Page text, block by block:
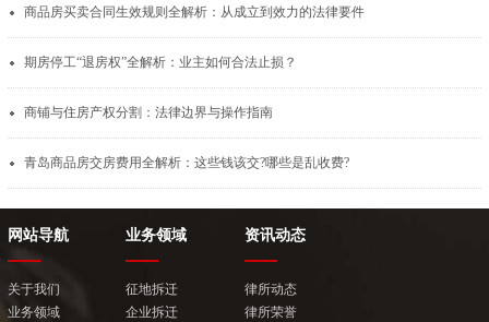
商品房买卖合同生效规则全解析：从成立到效力的法律要件
期房停工“退房权”全解析：业主如何合法止损？
商铺与住房产权分割：法律边界与操作指南
青岛商品房交房费用全解析：这些钱该交?哪些是乱收费?
网站导航
关于我们
业务领域
业务领域
征地拆迁
企业拆迁
资讯动态
律所动态
律所荣誉